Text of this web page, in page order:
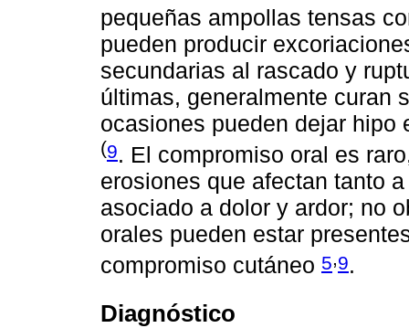
pequeñas ampollas tensas
pueden producir
secundarias al rascado y
últimas, generalmente curan
ocasiones pueden dejar hipo
(9. El compromiso oral es
erosiones que afectan tanto
asociado a dolor y ardor; no
orales pueden estar
compromiso cutáneo 5,9.
Diagnóstico